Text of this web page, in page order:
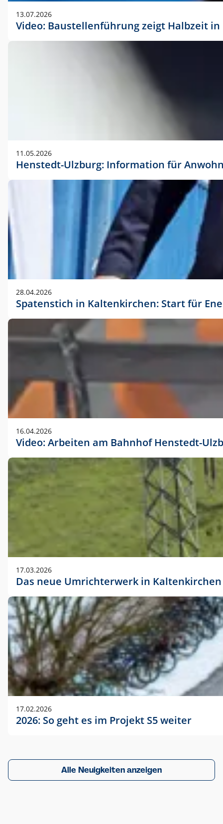
13.07.2026
Video: Baustellenführung zeigt Halbzeit
11.05.2026
Henstedt-Ulzburg: Information für
28.04.2026
Spatenstich in Kaltenkirchen: Start für
16.04.2026
Video: Arbeiten am Bahnhof Henstedt-
17.03.2026
Das neue Umrichterwerk in Kaltenkirchen
17.02.2026
2026: So geht es im Projekt S5 weiter
Alle Neuigkeiten anzeigen